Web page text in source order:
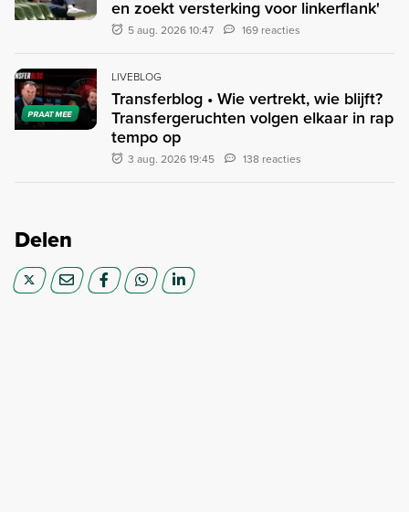
en zoekt versterking voor linkerflank'
5 aug. 2026 10:47 169 reacties
PRAAT MEE
LIVEBLOG
Transferblog • Wie vertrekt, wie blijft?
Transfergeruchten volgen elkaar in rap
tempo op
3 aug. 2026 19:45 138 reacties
Delen